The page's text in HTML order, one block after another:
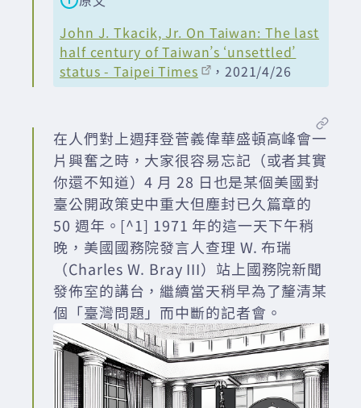
John J. Tkacik, Jr. On Taiwan: The last
half century of Taiwan’s ‘unsettled’
status - Taipei Times
，2021/4/26
在人們對上週拜登菅義偉華盛頓高峰會一
片興奮之時，大家很容易忘記（或者其實
你還不知道）4 月 28 日也是某個美國對
臺公開政策史中重大但塵封已久篇章的
50 週年。[^1] 1971 年的這一天下午稍
晚，美國國務院發言人查理 W. 布瑞
（Charles W. Bray III）站上國務院新聞
發佈室的講台，繼續當天稍早為了釐清某
個「臺灣問題」而中斷的記者會。